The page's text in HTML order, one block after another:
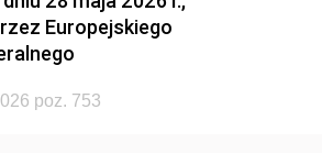
Europejskiego
poz. 753